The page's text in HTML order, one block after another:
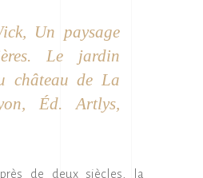
Un paysage
Le jardin
château de La
, Éd. Artlys,
de deux siècles, la